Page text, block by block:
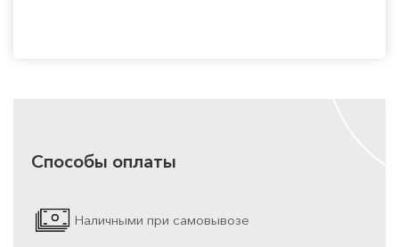
Способы оплаты
Наличными при самовывозе